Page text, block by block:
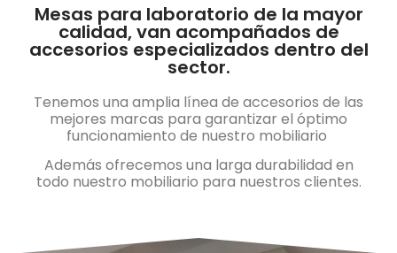
Mesas para laboratorio de la mayor
calidad, van acompañados de
accesorios especializados dentro del
sector.
Tenemos una amplia línea de accesorios de las
mejores marcas para garantizar el óptimo
funcionamiento de nuestro mobiliario
Además ofrecemos una larga durabilidad en
todo nuestro mobiliario para nuestros clientes.